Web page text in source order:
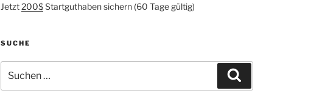
Jetzt200$Startguthaben sichern (60 Tage gültig)
SUCHE
nach: